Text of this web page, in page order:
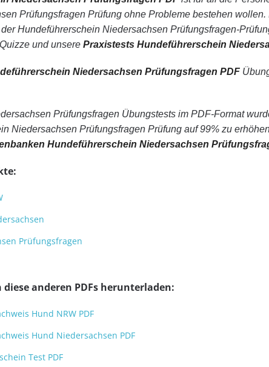
Prüfungsfragen Prüfung ohne Probleme bestehen
Hundeführerschein Niedersachsen Prüfungsfragen-
und unsere Praxistests Hundeführerschein
Niedersachsen Prüfungsfragen PDF
Prüfungsfragen Übungstests im PDF-Format
Niedersachsen Prüfungsfragen Prüfung auf 99% zu
Hundeführerschein Niedersachsen
Prüfungsfragen
anderen PDFs herunterladen:
Hund NRW PDF
Hund Niedersachsen PDF
Test PDF